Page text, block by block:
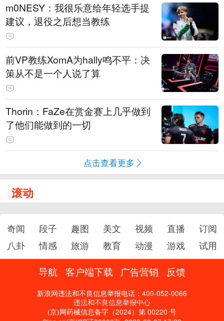
m0NESY：我很乐意给年轻选手提
建议，退役之后想当教练
前VP教练XomA为hally鸣不平：决
策从不是一个人说了算
Thorin：FaZe在赏金赛上几乎做到
了他们能做到的一切
点击查看更多
滚动
奇闻 段子 趣图 美文 视频 直播
订阅
八卦
情感 旅游 教育 动漫 游戏 试用
导航 客户端下载 广告营销 反馈
新浪网违法和不良信息举报电话：400-052-0066
违法和不良信息举报中心
(京)网药械信息备字（2024）第 00220 号